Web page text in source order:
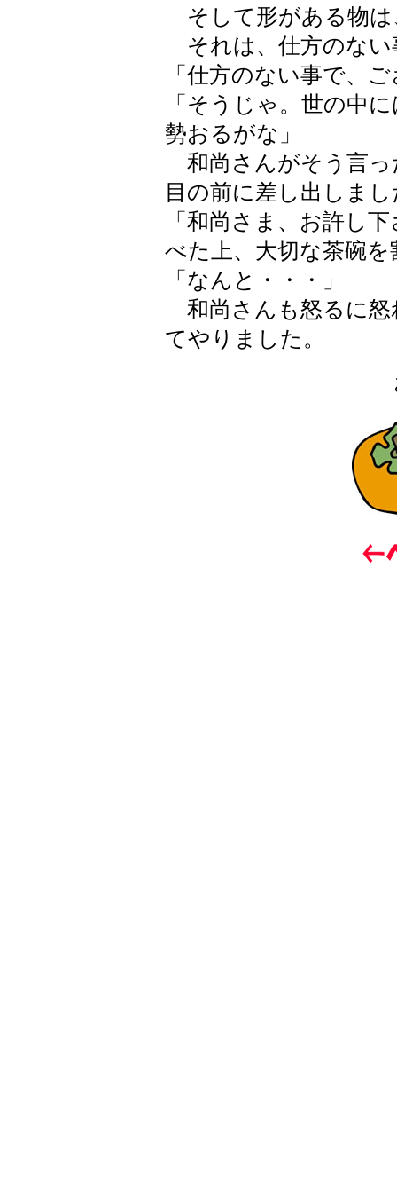
そして形がある物は
それは、仕方のない
「仕方のない事で、
「そうじゃ。世の中
勢おるがな」
和尚さんがそう言っ
目の前に差し出しま
「和尚さま、お許し
べた上、大切な茶碗
「なんと・・・」
和尚さんも怒るに怒
てやりました。